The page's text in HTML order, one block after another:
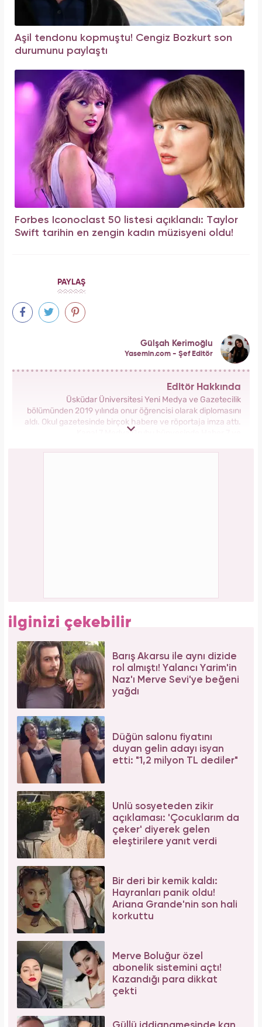
Aşil tendonu kopmuştu! Cengiz Bozkurt son
durumunu paylaştı
Forbes Iconoclast 50 listesi açıklandı: Taylor
Swift tarihin en zengin kadın müzisyeni oldu!
PAYLAŞ
Gülşah Kerimoğlu
Yasemin.com - Şef Editör
Editör Hakkında
Üsküdar Üniversitesi Yeni Medya ve Gazetecilik
bölümünden 2019 yılında onur öğrencisi olarak diplomasını
aldı. Okul gazetesinde birçok habere ve röportaja imza attı.
Kanal 7 Medya Grubu bünyesinde Haber 7 ve
stajyerlik yaptı. Yasemin.com’da mesleğe ilk adımını attı.
ilginizi çekebilir
Barış Akarsu ile aynı dizide
rol almıştı! Yalancı Yarim'in
Naz'ı Merve Sevi'ye beğeni
yağdı
Düğün salonu fiyatını
duyan gelin adayı isyan
etti: "1,2 milyon TL dediler"
Ünlü sosyeteden zikir
açıklaması: 'Çocuklarım da
çeker' diyerek gelen
eleştirilere yanıt verdi
Bir deri bir kemik kaldı:
Hayranları panik oldu!
Ariana Grande'nin son hali
korkuttu
Merve Boluğur özel
abonelik sistemini açtı!
Kazandığı para dikkat
çekti